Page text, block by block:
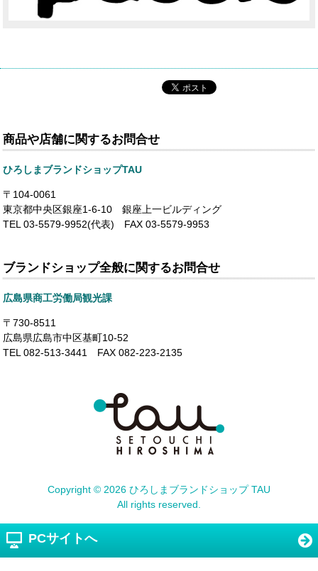
商品や店舗に関するお問合せ
ひろしまブランドショップTAU
〒104-0061
東京都中央区銀座1-6-10 銀座上一ビルディング
TEL 03-5579-9952(代表) FAX 03-5579-9953
ブランドショップ全般に関するお問合せ
広島県商工労働局観光課
〒730-8511
広島県広島市中区基町10-52
TEL 082-513-3441 FAX 082-223-2135
Copyright © 2026 ひろしまブランドショップ TAU
All rights reserved.
PCサイトへ